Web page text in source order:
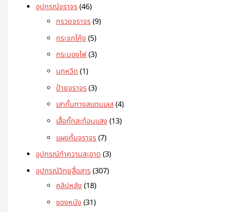
อุปกรณ์จราจร 46
กรวยจราจร 9
กระจกโค้ง 5
กระบองไฟ 3
นกหวีด 1
ป้ายจราจร 3
เสากั้นทางสแตนเลส 4
เสื้อกั๊กสะท้อนแสง 13
แผงกั้นจราจร 7
อุปกรณ์ทำความสะอาด 3
อุปกรณ์วิทยุสื่อสาร 307
คลิปหลัง 18
ซองหนัง 31